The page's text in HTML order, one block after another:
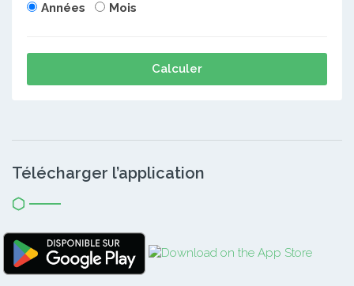
Années Mois
Calculer
Télécharger l’application